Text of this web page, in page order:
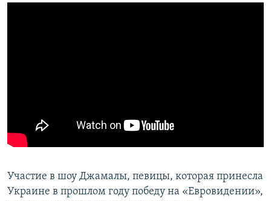
Участие в шоу Джамалы, певицы, которая принесла
Украине в прошлом году победу на «Евровидении»,